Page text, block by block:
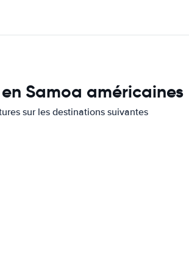
Samoa américaines
sur les destinations suivantes